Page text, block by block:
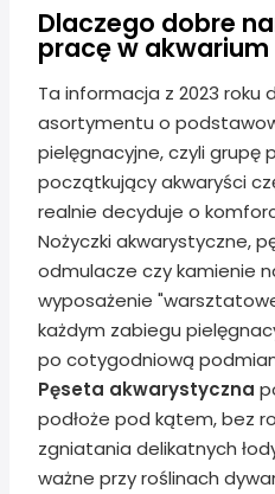
Dlaczego dobre
pracę w akwarium
Ta informacja z 2023 roku
asortymentu o
pielęgnacyjne, czyli grupę
początkujący akwaryści
realnie decyduje o
Nożyczki akwarystyczne,
odmulacze czy kamienie
wyposażenie
każdym zabiegu
po cotygodniową
Pęseta akwarystyczna
podłoże pod kątem, bez
zgniatania delikatnych
ważne przy roślinach